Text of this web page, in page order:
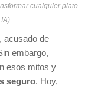
cualquier plato
acusado de
embargo,
esos mitos y
seguro. Hoy,